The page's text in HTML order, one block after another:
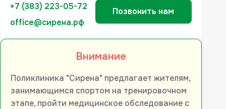
+7 (383) 223-05-72
office@сирена.рф
Позвонить нам
Внимание
Поликлиника "Сирена" предлагает жителям,
занимающимся спортом на тренировочном
этапе, пройти медицинское обследование с